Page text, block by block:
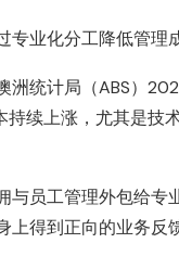
业化分工降低管理
统计局（ABS）
续上涨，尤其是技
员工管理外包给
得到正向的业务反馈